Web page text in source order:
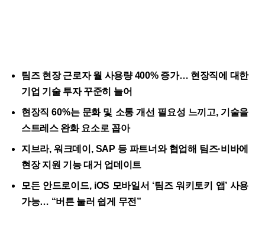
팀즈 현장 근로자 월 사용량 400% 증가… 현장직에 대한
기업 기술 투자 꾸준히 늘어
현장직 60%는 문화 및 소통 개선 필요성 느끼고, 기술을
스트레스 완화 요소로 꼽아
지브라, 워크데이, SAP 등 파트너와 협업해 팀즈·비바에
현장 지원 기능 대거 업데이트
모든 안드로이드, iOS 모바일서 ‘팀즈 워키토키 앱’ 사용
가능… “버튼 눌러 쉽게 무전”